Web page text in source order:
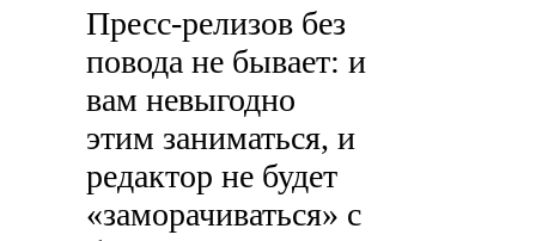
Пресс-релизов без
повода не бывает: и
вам невыгодно
этим заниматься, и
редактор не будет
«заморачиваться» с